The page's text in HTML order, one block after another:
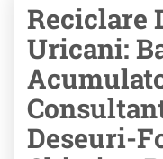
Reciclare
Uricani:
Deseuri-